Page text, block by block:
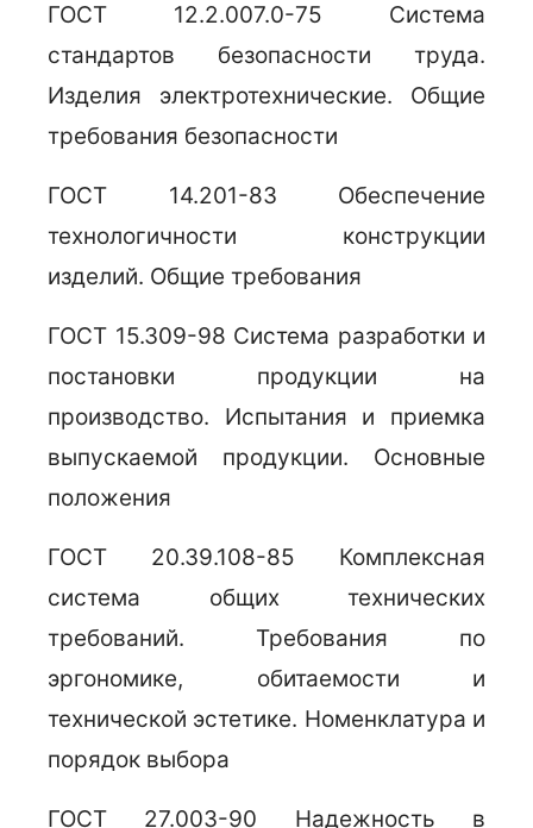
ГОСТ 12.2.007.0-75 Система
стандартов безопасности труда.
Изделия электротехнические. Общие
требования безопасности
ГОСТ 14.201-83 Обеспечение
технологичности конструкции
изделий. Общие требования
ГОСТ 15.309-98 Система разработки и
постановки продукции на
производство. Испытания и приемка
выпускаемой продукции. Основные
положения
ГОСТ 20.39.108-85 Комплексная
система общих технических
требований. Требования по
эргономике, обитаемости и
технической эстетике. Номенклатура и
порядок выбора
ГОСТ 27.003-90 Надежность в